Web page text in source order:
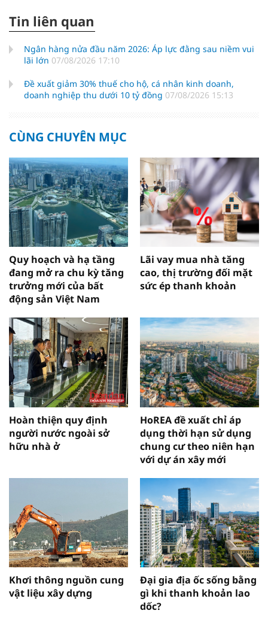
Tin liên quan
Ngân hàng nửa đầu năm 2026: Áp lực đằng sau niềm vui
lãi lớn 07/08/2026 17:10
Đề xuất giảm 30% thuế cho hộ, cá nhân kinh doanh,
doanh nghiệp thu dưới 10 tỷ đồng 07/08/2026 15:13
CÙNG CHUYÊN MỤC
Quy hoạch và hạ tầng
đang mở ra chu kỳ tăng
trưởng mới của bất
động sản Việt Nam
Lãi vay mua nhà tăng
cao, thị trường đối mặt
sức ép thanh khoản
Hoàn thiện quy định
người nước ngoài sở
hữu nhà ở
HoREA đề xuất chỉ áp
dụng thời hạn sử dụng
chung cư theo niên hạn
với dự án xây mới
Khơi thông nguồn cung
vật liệu xây dựng
Đại gia địa ốc sống bằng
gì khi thanh khoản lao
dốc?